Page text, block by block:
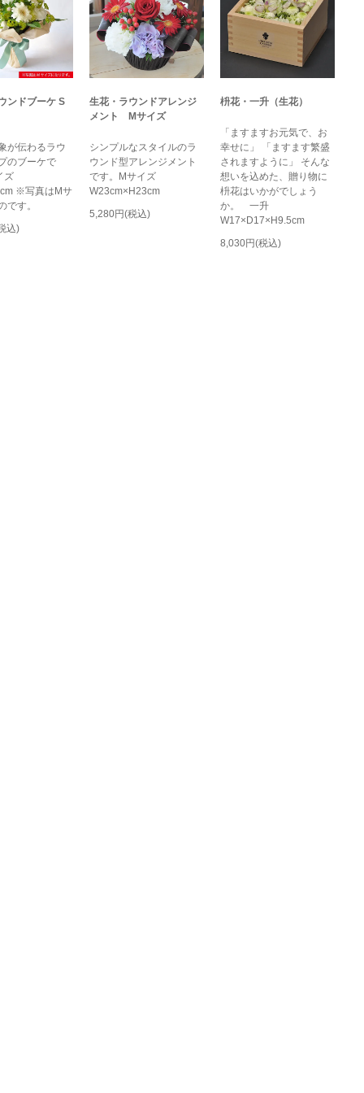
ンドブーケ S
が伝わるラウ
のブーケで
ズ
※写真はMサ
です。
込)
生花・ラウンドアレンジ
メント Mサイズ
シンプルなスタイルのラ
ウンド型アレンジメント
です。Mサイズ
W23cm×H23cm
5,280円(税込)
枡花・一升（生花）
「ますますお元気で、お
幸せに」 「ますます繁盛
されますように」 そんな
想いを込めた、贈り物に
枡花はいかがでしょう
か。 一升
W17×D17×H9.5cm
8,030円(税込)